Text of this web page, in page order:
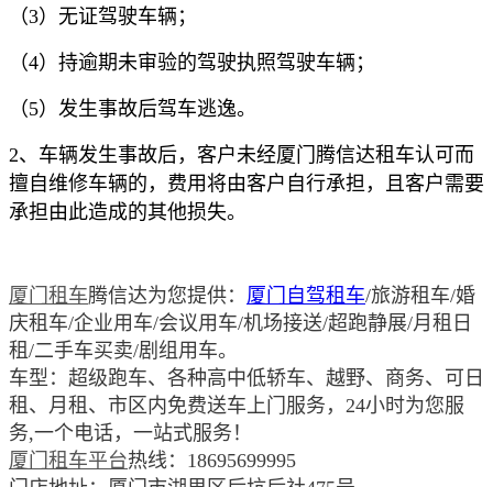
（3）无证驾驶车辆；
（4）持逾期未审验的驾驶执照驾驶车辆；
（5）发生事故后驾车逃逸。
2、车辆发生事故后，客户未经厦门腾信达租车认可而
擅自维修车辆的，费用将由客户自行承担，且客户需要
承担由此造成的其他损失。
厦门租车腾信达为您提供： 厦门自驾租车/旅游租车/婚
庆租车/企业用车/会议用车/机场接送/超跑静展/月租日
租/二手车买卖/剧组用车。
车型：超级跑车、各种高中低轿车、越野、商务、可日
租、月租、市区内免费送车上门服务，24小时为您服
务,一个电话，一站式服务！
厦门租车平台热线：18695699995